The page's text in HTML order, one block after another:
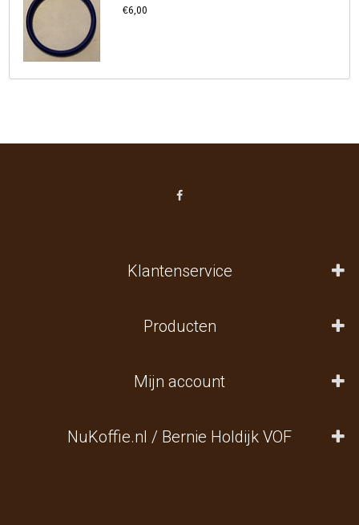
€6,00
Klantenservice
Producten
Mijn account
NuKoffie.nl / Bernie Holdijk VOF